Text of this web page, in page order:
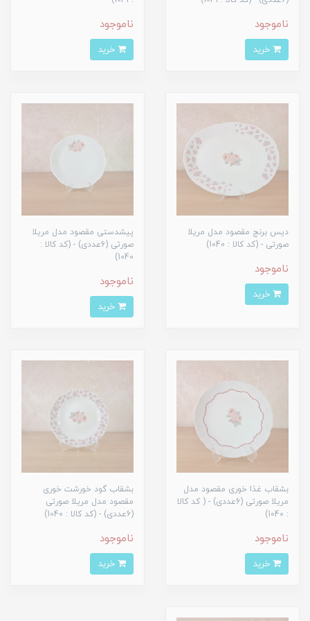
ناموجود ناموجود
دیس برنج مقصود مدل مریلا
صورتی - (کد کالا : 1040)
ناموجود
پیشدستی مقصود مدل مریلا
صورتی (6عددی) - (کد کالا :
1040)
ناموجود
بشقاب غذا خوری مقصود مدل
مریلا صورتی (6عددی) - ( کد کالا
: 1040)
ناموجود
بشقاب گود خورشت خوری
مقصود مدل مریلا صورتی
(6عددی) - (کد کالا : 1040)
ناموجود